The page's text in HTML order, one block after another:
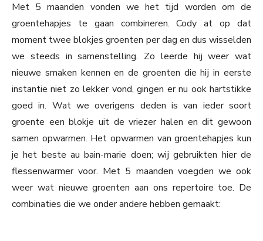
Met 5 maanden vonden we het tijd worden om de
groentehapjes te gaan combineren. Cody at op dat
moment twee blokjes groenten per dag en dus wisselden
we steeds in samenstelling. Zo leerde hij weer wat
nieuwe smaken kennen en de groenten die hij in eerste
instantie niet zo lekker vond, gingen er nu ook hartstikke
goed in. Wat we overigens deden is van ieder soort
groente een blokje uit de vriezer halen en dit gewoon
samen opwarmen. Het opwarmen van groentehapjes kun
je het beste au bain-marie doen; wij gebruikten hier de
flessenwarmer voor. Met 5 maanden voegden we ook
weer wat nieuwe groenten aan ons repertoire toe. De
combinaties die we onder andere hebben gemaakt: